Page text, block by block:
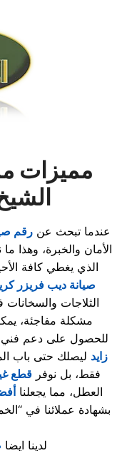
مميزات
عندما تبحث عن رقم
الأمان والخبرة، وهذا
الذي يغطي كافة
صيانة ديب فريزر
الثلاجات
مشكلة مفاجئة،
للحصول على دعم
زايد ليصلك حتى باب
فقط، بل نوفرقطع
العطل، مما يجعلنا
بشهادة عملائنا في
لدينا ايضا